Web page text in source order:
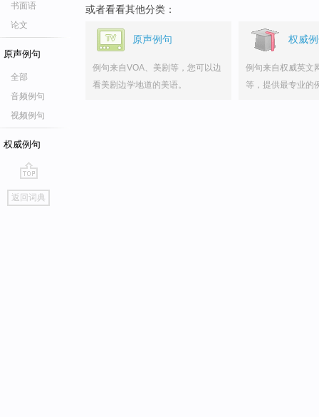
书面语
论文
原声例句
全部
音频例句
视频例句
权威例句
go
top
返回词典
或者看看其他分类：
原声例句
例句来自VOA、美剧等，您可以边
看美剧边学地道的美语。
权威
例句来自权威英文
等，提供最专业的